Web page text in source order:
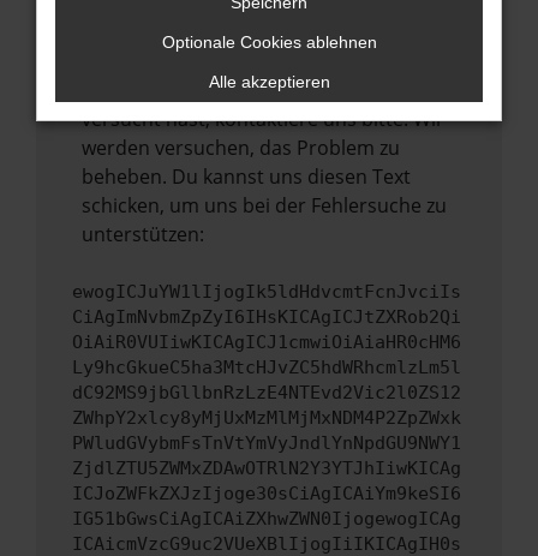
Wende dich an den Webseitenbetreiber.
Wenn du alle oben genannten Schritte
versucht hast, kontaktiere uns bitte. Wir
werden versuchen, das Problem zu
beheben. Du kannst uns diesen Text
schicken, um uns bei der Fehlersuche zu
unterstützen:
ewogICJuYW1lIjogIk5ldHdvcmtFcnJvciIs
CiAgImNvbmZpZyI6IHsKICAgICJtZXRob2Qi
OiAiR0VUIiwKICAgICJ1cmwiOiAiaHR0cHM6
Ly9hcGkueC5ha3MtcHJvZC5hdWRhcmlzLm5l
dC92MS9jbGllbnRzLzE4NTEvd2Vic2l0ZS12
ZWhpY2xlcy8yMjUxMzMlMjMxNDM4P2ZpZWxk
PWludGVybmFsTnVtYmVyJndlYnNpdGU9NWY1
ZjdlZTU5ZWMxZDAwOTRlN2Y3YTJhIiwKICAg
ICJoZWFkZXJzIjoge30sCiAgICAiYm9keSI6
IG51bGwsCiAgICAiZXhwZWN0IjogewogICAg
ICAicmVzcG9uc2VUeXBlIjogIiIKICAgIH0s
Optionale Cookies ablehnen
Alle akzeptieren